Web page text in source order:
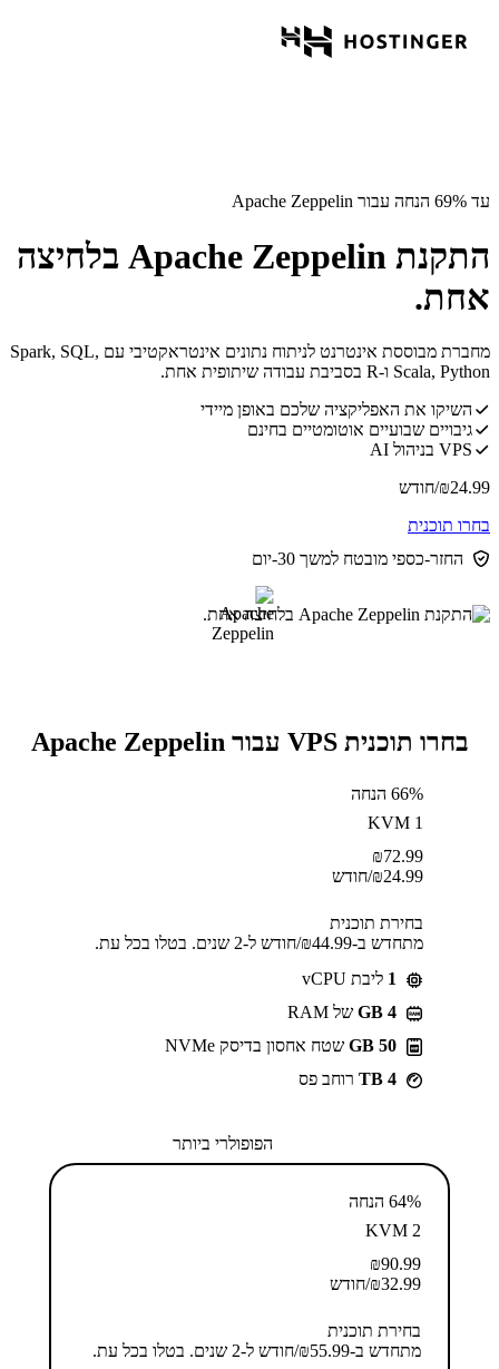
עד 69% הנחה עבור Apache Zeppelin
התקנת Apache Zeppelin בלחיצה
אחת.
מחברת מבוססת אינטרנט לניתוח נתונים אינטראקטיבי עם Spark, SQL,
Scala, Python ו-R בסביבת עבודה שיתופית אחת.
השיקו את האפליקציה שלכם באופן מיידי
גיבויים שבועיים אוטומטיים בחינם
VPS בניהול AI
24.99
₪/חודש
בחרו תוכנית
החזר-כספי מובטח למשך 30-יום
בחרו תוכנית VPS עבור Apache Zeppelin
66% הנחה
KVM 1
72.99
₪
24.99
₪/חודש
בחירת תוכנית
מתחדש ב-⁦44.99⁩₪/חודש ל-2 שנים. בטלו בכל עת.
1 ליבת vCPU
GB 4 של RAM
50 GB
שטח אחסון בדיסק NVMe
4 TB
רוחב פס
הפופולרי ביותר
64% הנחה
KVM 2
90.99
₪
32.99
₪/חודש
בחירת תוכנית
מתחדש ב-⁦55.99⁩₪/חודש ל-2 שנים. בטלו בכל עת.